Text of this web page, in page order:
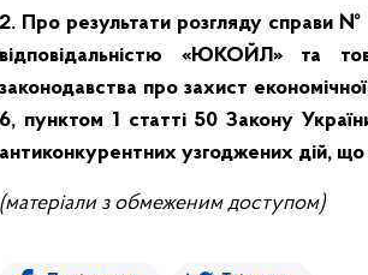
2. Про результати розгляду справи
відповідальністю «ЮКОЙЛ» та
законодавства про захист
6, пунктом 1 статті 50 Закону
антиконкурентних узгоджених дій, що
(матеріали з обмеженим доступом)